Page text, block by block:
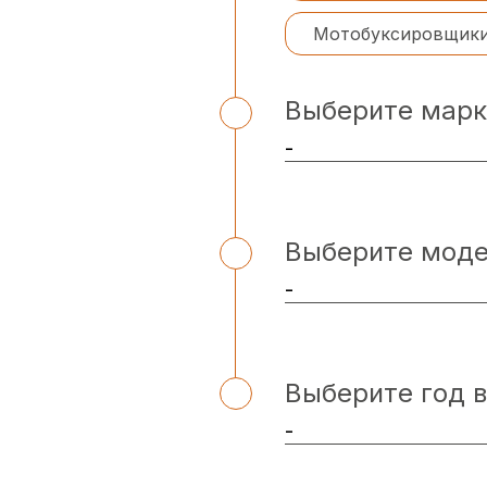
Выберите
Выберите
Выберите год